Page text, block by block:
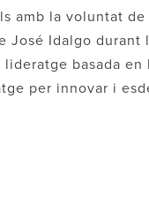
amb la voluntat
José Idalgo
basada
per innovar i